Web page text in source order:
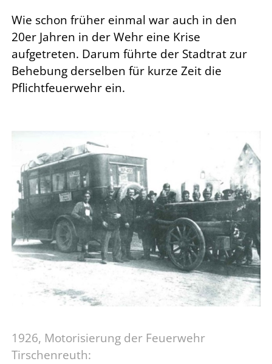
Wie schon früher einmal war auch in den
20er Jahren in der Wehr eine Krise
aufgetreten. Darum führte der Stadtrat zur
Behebung derselben für kurze Zeit die
Pflichtfeuerwehr ein.
1926, Motorisierung der Feuerwehr
Tirschenreuth: